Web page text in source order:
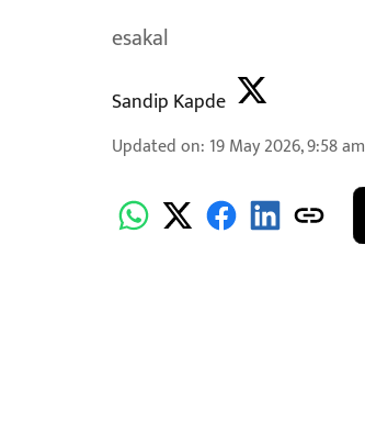
esakal
Sandip Kapde
Updated on: 19 May 2026, 9:58 am